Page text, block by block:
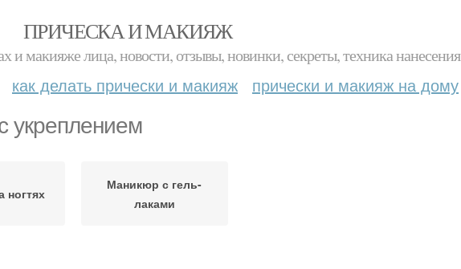
ПРИЧЕСКА И МАКИЯЖ
и макияже лица, новости, отзывы, новинки, секреты, техника нанесения
как делать прически и макияж прически и макияж на дому
укреплением
ногтях
Маникюр с гель-
лаками